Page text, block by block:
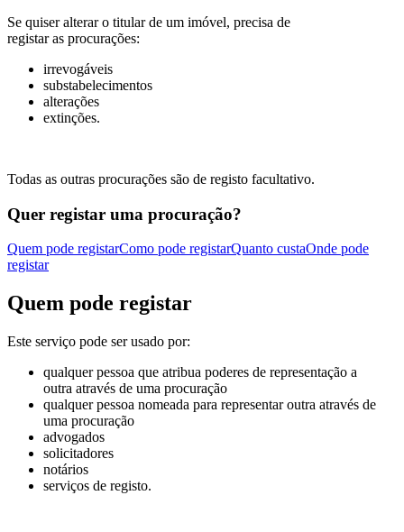
Se quiser alterar o titular de um imóvel, precisa de
registar as procurações:
irrevogáveis
substabelecimentos
alterações
extinções.
Todas as outras procurações são de registo facultativo.
Quer registar uma procuração?
Quem pode registarComo pode registarQuanto custaOnde pode
registar
Quem pode registar
Este serviço pode ser usado por:
qualquer pessoa que atribua poderes de representação a
outra através de uma procuração
qualquer pessoa nomeada para representar outra através de
uma procuração
advogados
solicitadores
notários
serviços de registo.